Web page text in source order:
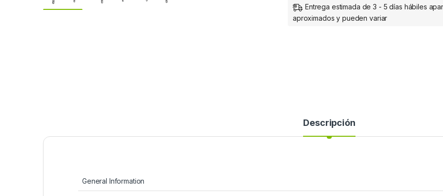
Entrega estimada de 3 - 5 días hábiles
aproximados y pueden variar
Descripción
General Information